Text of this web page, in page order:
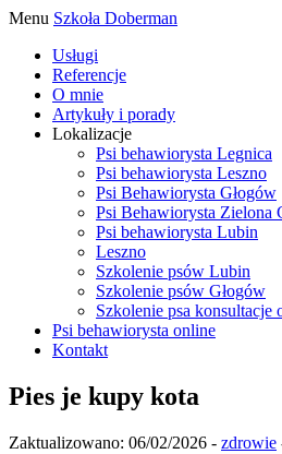
Menu Szkoła Doberman
Usługi
Referencje
O mnie
Artykuły i porady
Lokalizacje
Psi behawiorysta Legnica
Psi behawiorysta Leszno
Psi Behawiorysta Głogów
Psi Behawiorysta Zielona
Psi behawiorysta Lubin
Leszno
Szkolenie psów Lubin
Szkolenie psów Głogów
Szkolenie psa konsultacje
Psi behawiorysta online
Kontakt
Pies je kupy kota
Zaktualizowano: 06/02/2026 - zdrowie